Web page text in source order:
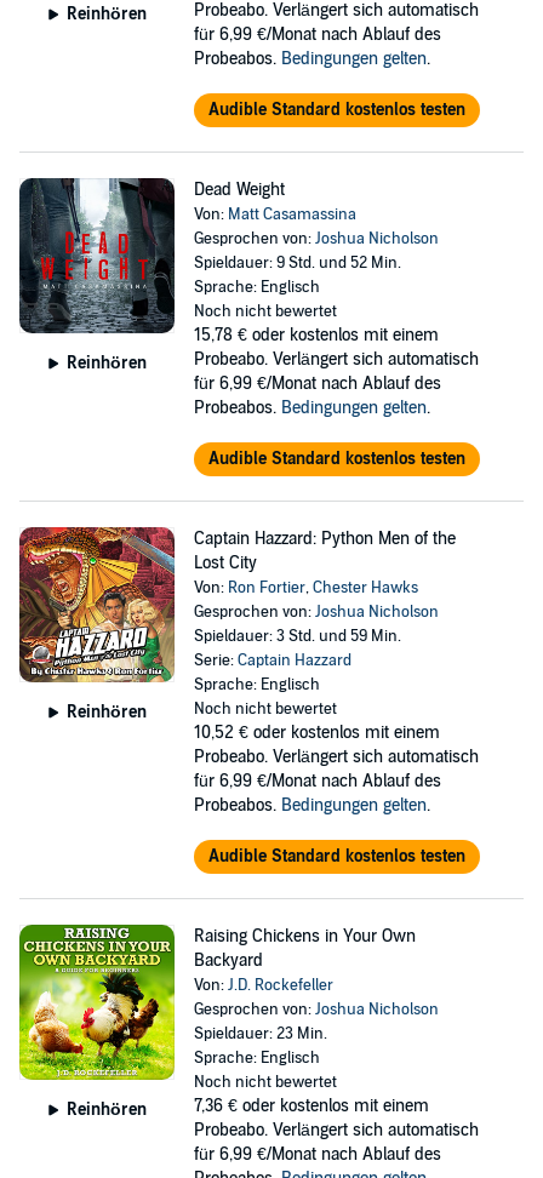
Reinhören
Probeabo. Verlängert sich automatisch
für 6,99 €/Monat nach Ablauf des
Probeabos. Bedingungen gelten.
Audible Standard kostenlos testen
Reinhören
Dead Weight
Von: Matt Casamassina
Gesprochen von:Joshua Nicholson
Spieldauer: 9 Std. und 52 Min.
Sprache: Englisch
Noch nicht bewertet
15,78 € oder kostenlos mit einem
Probeabo. Verlängert sich automatisch
für 6,99 €/Monat nach Ablauf des
Probeabos. Bedingungen gelten.
Audible Standard kostenlos testen
Reinhören
Captain Hazzard: Python Men of the
Lost City
Von: Ron Fortier,Chester Hawks
Gesprochen von:Joshua Nicholson
Spieldauer: 3 Std. und 59 Min.
Serie:Captain Hazzard
Sprache: Englisch
Noch nicht bewertet
10,52 € oder kostenlos mit einem
Probeabo. Verlängert sich automatisch
für 6,99 €/Monat nach Ablauf des
Probeabos. Bedingungen gelten.
Audible Standard kostenlos testen
Reinhören
Raising Chickens in Your Own
Backyard
Von:J.D. Rockefeller
Gesprochen von:Joshua Nicholson
Spieldauer: 23 Min.
Sprache: Englisch
Noch nicht bewertet
7,36 € oder kostenlos mit einem
Probeabo. Verlängert sich automatisch
für 6,99 €/Monat nach Ablauf des